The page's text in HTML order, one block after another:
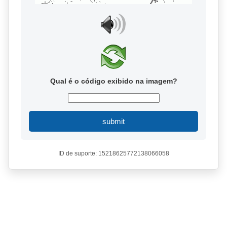
Qual é o código exibido na imagem?
submit
ID de suporte: 15218625772138066058